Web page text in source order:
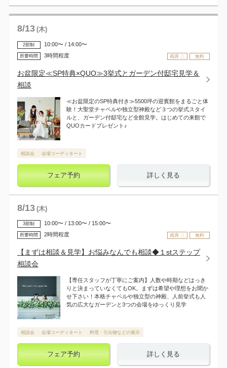
8/13 (木)
残席 △ 無料
2部制 10:00〜 / 14:00〜
所要時間 3時間程度
お盆限定≪SP特典×QUO≫3挙式とガーデン付邸宅見学＆
相談
≪お盆限定のSP特典付き≫5500坪の迎賓館をまるごと体
験！大聖堂チャペルや独立型神殿など３つの挙式スタイ
ルと、ガーデン付邸宅など全館見学。はじめての来館で
QUOカードプレゼント♪
相談会 会場コーディネート
フェア予約 詳しく見る
8/13 (木)
残席 △ 無料
3部制 10:00〜 / 13:00〜 / 15:00〜
所要時間 2時間程度
【まずは相談＆見学】お悩みなんでも相談◆１stステップ
相談会
【専任スタッフが丁寧にご案内】人数や時期などはっき
りと決まっていなくてもOK。まずは希望や理想をお聞か
せ下さい！本格チャペルや独立型の神殿、人前挙式も人
気の広大なガーデンと3つの会場をゆっくり見学
相談会 会場コーディネート 料理・引出物などの展示
フェア予約 詳しく見る